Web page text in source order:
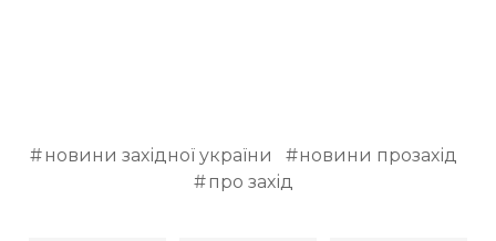
новини західної україни
новини прозахід
про захід